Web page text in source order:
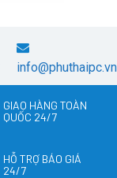
info@phuthaipc.vn
GIAO HÀNG TOÀN
QUỐC 24/7
HỖ TRỢ BÁO GIÁ
24/7